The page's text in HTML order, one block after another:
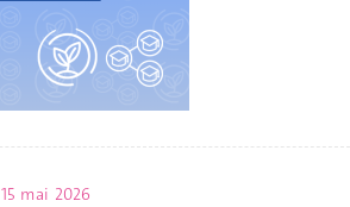
15 mai 2026